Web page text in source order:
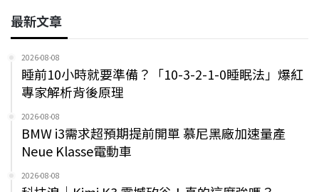
最新文章
2026-08-08
睡前10小時就要準備？「10-3-2-1-0睡眠法」爆紅
專家解析背後原理
2026-08-08
BMW i3需求超預期提前開單 慕尼黑廠加速量產
Neue Klasse電動車
2026-08-08